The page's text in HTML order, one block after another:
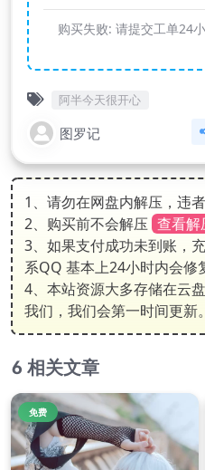
购买失败: 请提交工单24
阿半今天很开心
图罗记
1、请勿在网盘内解压，违
2、购买前不会解压 查看解
3、如果支付成功未到账，
系QQ 基本上24小时内会修
4、本站资源大多存储在云
我们，我们会第一时间更新。
相关文章
免费